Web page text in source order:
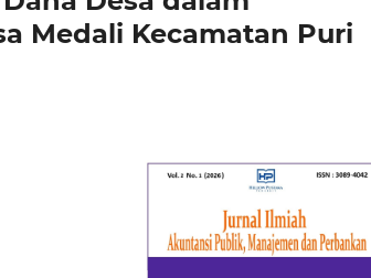
Medali Kecamatan Puri